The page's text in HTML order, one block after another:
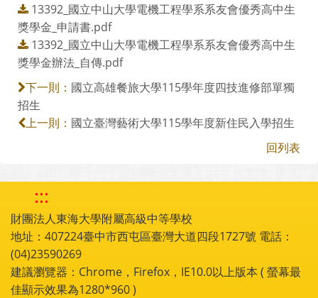
13392_國立中山大學電機工程學系系友會優秀高中生
獎學金_申請書.pdf
13392_國立中山大學電機工程學系系友會優秀高中生
獎學金辦法_自傳.pdf
下一則： 國立高雄餐旅大學115學年度四技進修部單獨
招生
上一則： 國立臺灣藝術大學115學年度新住民入學招生
回列表
:::
財團法人東海大學附屬高級中等學校
地址：407224臺中市西屯區臺灣大道四段1727號 電話：
(04)23590269
建議瀏覽器：Chrome，Firefox，IE10.0以上版本 ( 螢幕最
佳顯示效果為1280*960 )